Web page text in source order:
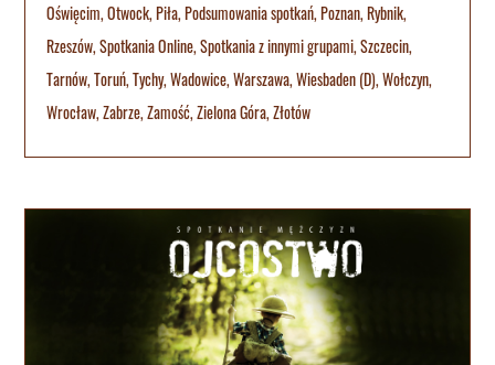
Oświęcim,Otwock,Piła,Podsumowania spotkań,Poznan,Rybnik,
Rzeszów,Spotkania Online,Spotkania z innymi grupami,Szczecin,
Tarnów,Toruń,Tychy,Wadowice,Warszawa,Wiesbaden (D),Wołczyn,
Wrocław,Zabrze,Zamość,Zielona Góra,Złotów